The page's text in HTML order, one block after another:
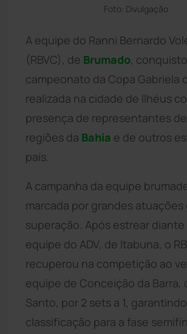
Foto: Divulgação
A equipe do Ranni Bernardo
(RBVC), de Brumado,
campeonato da Copa Gabriela
realizada na cidade de Ilhéus
presença de representantes
regiões da Bahia e de outros
país.
A campanha da equipe
marcada por grandes atuações
superação. Após estrear
equipe do ADV, de Itabuna, o
recuperou na competição ao
equipe de Conceição da Barra,
Santo, por 2 sets a 1, garantindo
classificação para a fase